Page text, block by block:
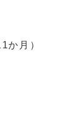
か月）